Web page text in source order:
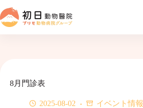
ン
テ
8月門診表
2025-08-02 イベント情報